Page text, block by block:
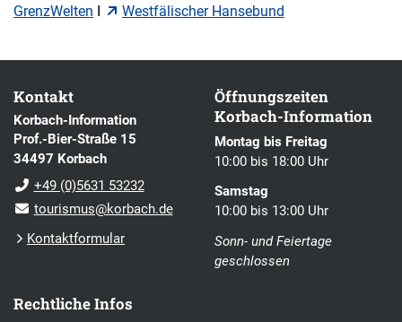
GrenzWelten I Westfälischer Hansebund
Kontakt
Korbach-Information
Prof.-Bier-Straße 15
34497 Korbach
+49 (0)5631 53232
tourismus@korbach.de
Kontaktformular
Öffnungszeiten
Korbach-Information
Montag bis Freitag
10:00 bis 18:00 Uhr
Samstag
10:00 bis 13:00 Uhr
Sonn- und Feiertage
geschlossen
Rechtliche Infos